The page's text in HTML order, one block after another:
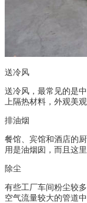
送冷风
送冷风，最常见的是
上隔热材料，外观美观
排油烟
餐馆、宾馆和酒店的
用是油烟囱，而且这
除尘
有些工厂车间粉尘较
空气流量较大的管道中